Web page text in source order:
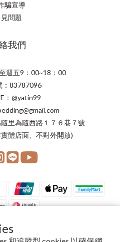
騙宣導
問題
我們
週五9：00~18：00
：83787096
：@yatin99
里為隨西路１７６巷７號
體店面、不對外開放)